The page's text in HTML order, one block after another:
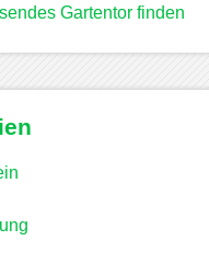
Gartentor finden